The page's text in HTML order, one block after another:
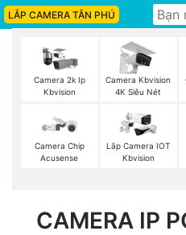
LẮP CAMERA TÂN PHÚ
Camera 2k Ip
Kbvision
Camera Kbvision
4K Siêu Nét
Camera Chip
Acusense
Lắp Camera IOT
Kbvision
CAMERA IP